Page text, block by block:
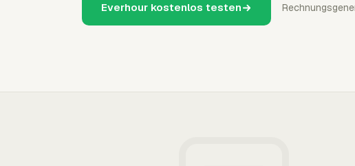
Everhour kostenlos testen